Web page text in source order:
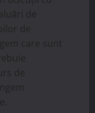
de
de
care sunt
de